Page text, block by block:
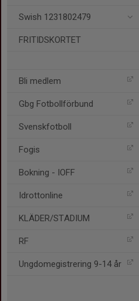
Swish 1231802479
FRITIDSKORTET
Bli medlem
Gbg Fotbollförbund
Svenskfotboll
Fogis
Bokning - IOFF
Idrottonline
KLÄDER/STADIUM
RF
Ungdomegistrering 9-14 år